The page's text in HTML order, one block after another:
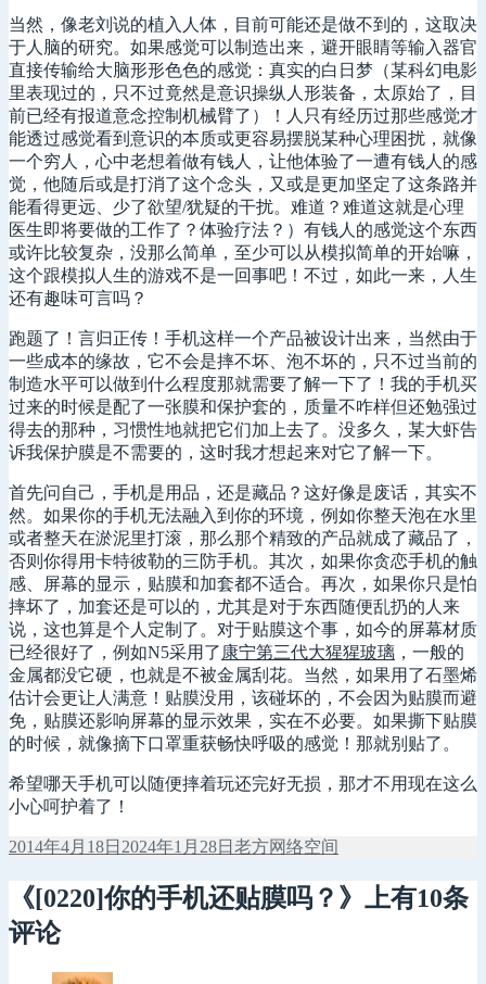
当然，像老刘说的植入人体，目前可能还是做不到的，这取决
于人脑的研究。如果感觉可以制造出来，避开眼睛等输入器官
直接传输给大脑形形色色的感觉：真实的白日梦（某科幻电影
里表现过的，只不过竟然是意识操纵人形装备，太原始了，目
前已经有报道意念控制机械臂了）！人只有经历过那些感觉才
能透过感觉看到意识的本质或更容易摆脱某种心理困扰，就像
一个穷人，心中老想着做有钱人，让他体验了一遭有钱人的感
觉，他随后或是打消了这个念头，又或是更加坚定了这条路并
能看得更远、少了欲望/犹疑的干扰。难道？难道这就是心理
医生即将要做的工作了？体验疗法？）有钱人的感觉这个东西
或许比较复杂，没那么简单，至少可以从模拟简单的开始嘛，
这个跟模拟人生的游戏不是一回事吧！不过，如此一来，人生
还有趣味可言吗？
跑题了！言归正传！手机这样一个产品被设计出来，当然由于
一些成本的缘故，它不会是摔不坏、泡不坏的，只不过当前的
制造水平可以做到什么程度那就需要了解一下了！我的手机买
过来的时候是配了一张膜和保护套的，质量不咋样但还勉强过
得去的那种，习惯性地就把它们加上去了。没多久，某大虾告
诉我保护膜是不需要的，这时我才想起来对它了解一下。
首先问自己，手机是用品，还是藏品？这好像是废话，其实不
然。如果你的手机无法融入到你的环境，例如你整天泡在水里
或者整天在淤泥里打滚，那么那个精致的产品就成了藏品了，
否则你得用卡特彼勒的三防手机。其次，如果你贪恋手机的触
感、屏幕的显示，贴膜和加套都不适合。再次，如果你只是怕
摔坏了，加套还是可以的，尤其是对于东西随便乱扔的人来
说，这也算是个人定制了。对于贴膜这个事，如今的屏幕材质
已经很好了，例如N5采用了 康宁第三代大猩猩玻璃 ，一般的
金属都没它硬，也就是不被金属刮花。当然，如果用了石墨烯
估计会更让人满意！贴膜没用，该碰坏的，不会因为贴膜而避
免，贴膜还影响屏幕的显示效果，实在不必要。如果撕下贴膜
的时候，就像摘下口罩重获畅快呼吸的感觉！那就别贴了。
希望哪天手机可以随便摔着玩还完好无损，那才不用现在这么
小心呵护着了！
发
于
2014年4月18日 2024年1月28日 作
老方分
网络空间
《[0220]你的手机还贴膜吗？》上有10条
评论